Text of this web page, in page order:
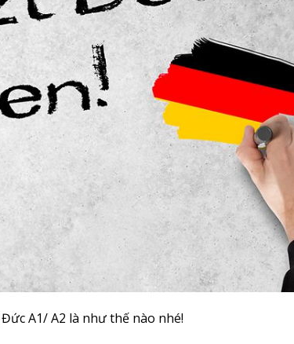
A1/ A2 là như thế nào nhé!